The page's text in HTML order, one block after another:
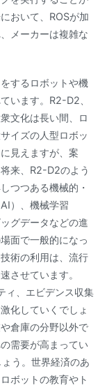
おいて、ROSが加
メーカーは複雑な
するロボットや機
います。R2-D2、
文化は長い間、ロ
イズの人型ロボッ
見えますが、案
来、R2-D2のよう
つつある機械的・
）、機械学習
グデータなどの進
面で一般的になっ
術の利用は、流行
させています。
ィ、エビデンス収集
化していくでしょ
倉庫の分野以外で
需要が高まってい
う。世界経済のあ
ボットの教育やト